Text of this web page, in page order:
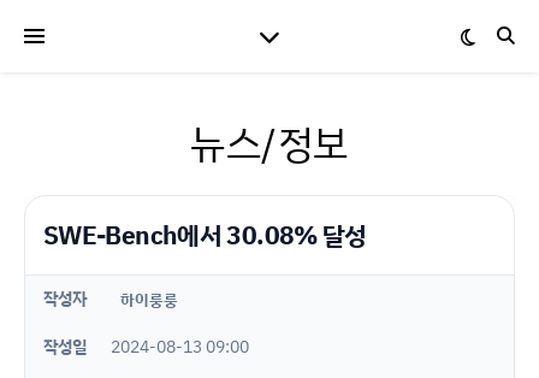
뉴스/정보
SWE-Bench에서 30.08% 달성
작성자 하이룽룽
작성일
2024-08-13 09:00